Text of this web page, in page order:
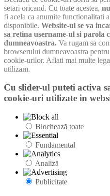
setari oricand. Cu toate acestea,
fi acela ca anumite functionalitati
disponibile. Website-ul se va
sa retina username-ul si parola
dumneavoastra. Va rugam sa
browserului dumneavoastra
cookie-urilor. Aflati mai multe
utilizam.
Cu slider-ul puteti activa
cookie-uri utilizate in
Blochează toate
Fundamental
Analiză
Publicitate